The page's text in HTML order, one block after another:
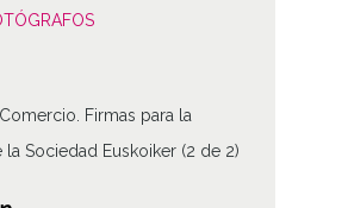
Firmas para la
la Sociedad Euskoiker (2 de 2)